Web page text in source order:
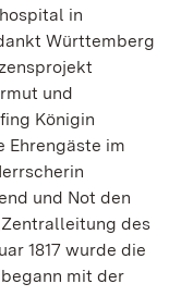
in
Württemberg
und
Königin
Ehrengäste im
und Not den
des
1817 wurde die
mit der